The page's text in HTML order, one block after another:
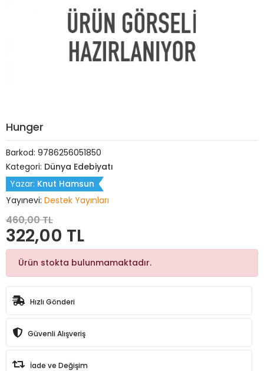
Hunger
Barkod: 9786256051850
Kategori: Dünya Edebiyatı
Yazar: Knut Hamsun
Yayınevi: Destek Yayınları
460,00 TL
322,00 TL
Ürün stokta bulunmamaktadır.
Hızlı Gönderi
Güvenli Alışveriş
İade ve Değişim